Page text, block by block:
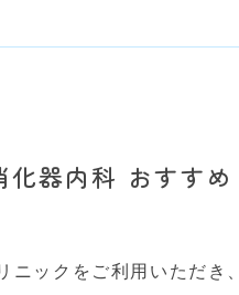
化器内科 おすす
ニックをご利用いただき